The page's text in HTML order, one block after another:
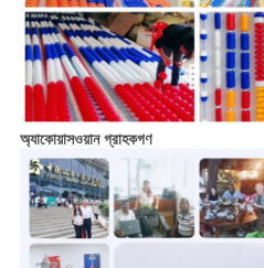
অ্যাকোয়াসওয়ান গ্রাহকগণ